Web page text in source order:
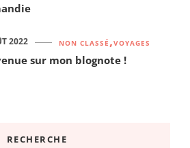
NON CLASSÉ VOYAGES
sur mon blognote !
2022
RECHERCHE